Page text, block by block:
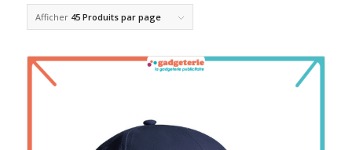
Afficher 45 Produits par page